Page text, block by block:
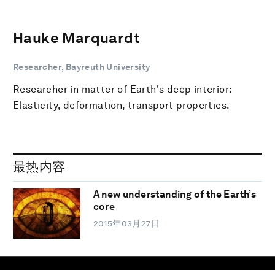
Hauke Marquardt
Researcher, Bayreuth University
Researcher in matter of Earth's deep interior:
Elasticity, deformation, transport properties.
最热内容
A new understanding of the Earth’s
core
2015年03月27日